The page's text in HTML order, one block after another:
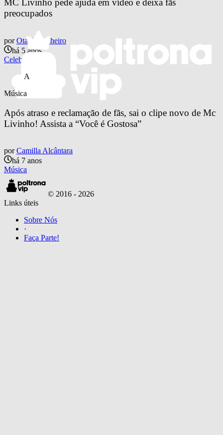
MC Livinho pede ajuda em vídeo e deixa fãs
preocupados
por Otavio Pinheiro
há 5 anos
Celebs
A
Música
Após atraso e reclamação de fãs, sai o clipe novo de Mc
Livinho! Assista a “Você é Gostosa”
por Camilla Alcântara
há 7 anos
Música
© 2016 - 2026
Links úteis
Sobre Nós
·
Faça Parte!